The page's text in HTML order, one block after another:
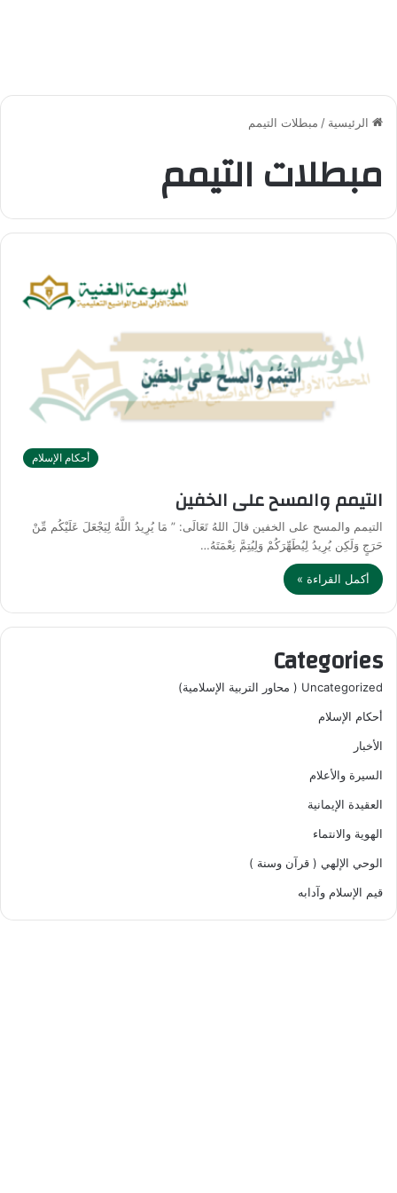
الرئيسية / مبطلات التيمم
مبطلات التيمم
أحكام الإسلام
التيمم والمسح على الخفين
التيمم والمسح على الخفين قالَ اللهُ تَعَالَى: ” مَا يُرِيدُ اللَّهُ لِيَجْعَلَ عَلَيْكُم مِّنْ
حَرَجٍ وَلَكِن يُرِيدُ لِيُطَهِّرَكُمْ وَلِيُتِمَّ نِعْمَتَهُ…
أكمل القراءة »
Categories
Uncategorized ( محاور التربية الإسلامية)
أحكام الإسلام
الأخبار
السيرة والأعلام
العقيدة الإيمانية
الهوية والانتماء
الوحي الإلهي ( قرآن وسنة )
قيم الإسلام وآدابه